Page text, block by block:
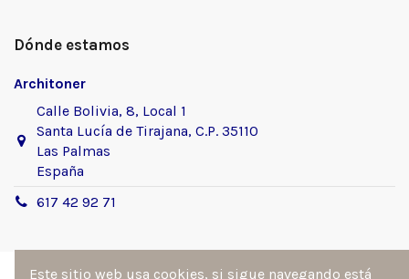
Dónde estamos
Architoner
Calle Bolivia, 8, Local 1
Santa Lucía de Tirajana, C.P. 35110
Las Palmas
España
617 42 92 71
Este sitio web usa cookies, si sigue navegando está